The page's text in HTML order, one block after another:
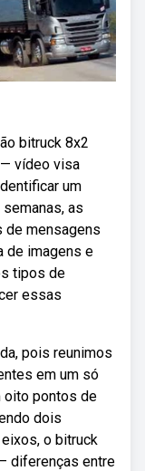
bitruck 8x2
vídeo visa
um
as
mensagens
de imagens e
tipos de
essas
pois reunimos
em um só
oito pontos de
dois
o bitruck
diferenças entre